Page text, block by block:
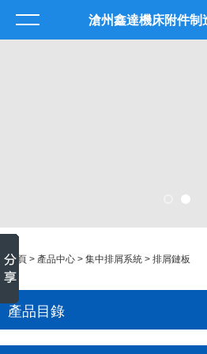
滄州鑫達機床附件制
首頁 > 產品中心 > 集中排屑系統 > 排屑鏈板
產品目錄